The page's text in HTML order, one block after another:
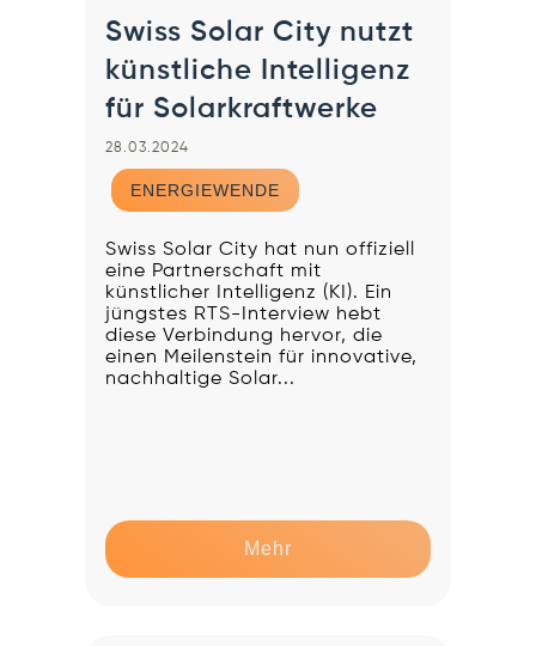
Swiss Solar City nutzt
künstliche Intelligenz
für Solarkraftwerke
28.03.2024
ENERGIEWENDE
Swiss Solar City hat nun offiziell
eine Partnerschaft mit
künstlicher Intelligenz (KI). Ein
jüngstes RTS-Interview hebt
diese Verbindung hervor, die
einen Meilenstein für innovative,
nachhaltige Solar...
Mehr